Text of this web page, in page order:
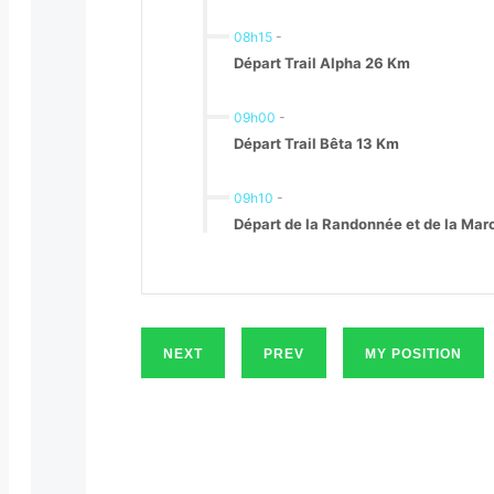
08h15 -
Départ Trail Alpha 26 Km
09h00 -
Départ Trail Bêta 13 Km
09h10 -
Départ de la Randonnée et de la
NEXT PREV MY POSITION